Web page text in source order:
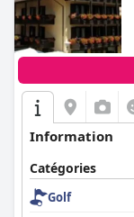
Information
Catégories
Golf